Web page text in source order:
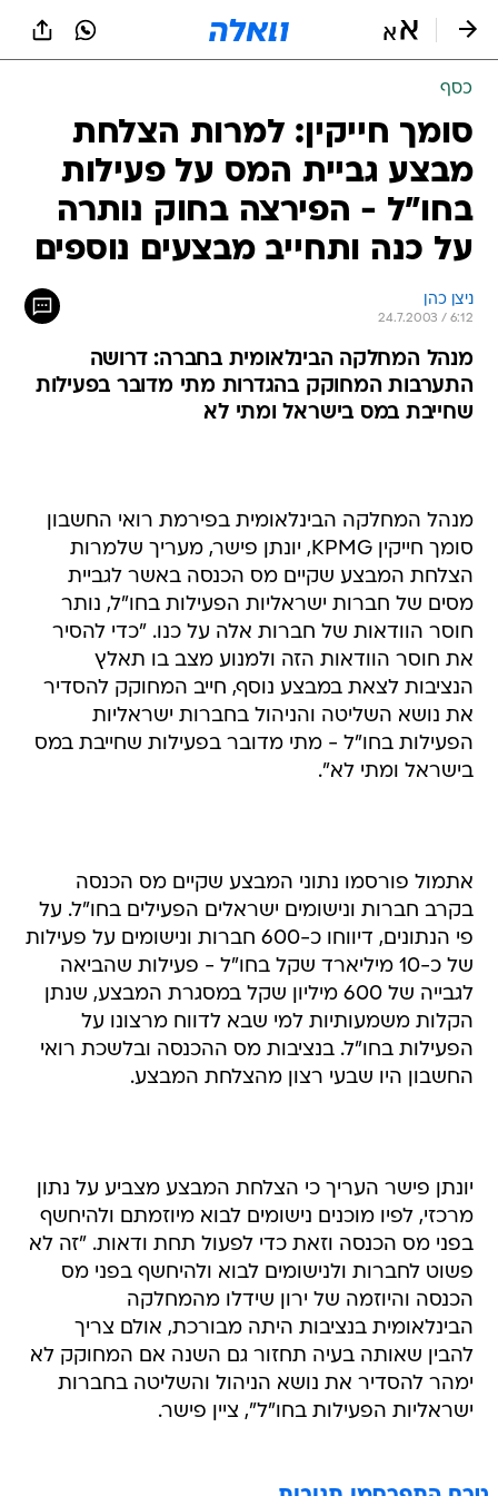
כסף
סומך חייקין: למרות הצלחת
מבצע גביית המס על פעילות
בחו"ל - הפירצה בחוק נותרה
על כנה ותחייב מבצעים נוספים
ניצן כהן
24.7.2003 / 6:12
מנהל המחלקה הבינלאומית בחברה: דרושה
התערבות המחוקק בהגדרות מתי מדובר בפעילות
שחייבת במס בישראל ומתי לא
מנהל המחלקה הבינלאומית בפירמת רואי החשבון
סומך חייקין KPMG, יונתן פישר, מעריך שלמרות
הצלחת המבצע שקיים מס הכנסה באשר לגביית
מסים של חברות ישראליות הפעילות בחו"ל, נותר
חוסר הוודאות של חברות אלה על כנו. "כדי להסיר
את חוסר הוודאות הזה ולמנוע מצב בו תאלץ
הנציבות לצאת במבצע נוסף, חייב המחוקק להסדיר
את נושא השליטה והניהול בחברות ישראליות
הפעילות בחו"ל - מתי מדובר בפעילות שחייבת במס
בישראל ומתי לא".
אתמול פורסמו נתוני המבצע שקיים מס הכנסה
בקרב חברות ונישומים ישראלים הפעילים בחו"ל. על
פי הנתונים, דיווחו כ-600 חברות ונישומים על פעילות
של כ-10 מיליארד שקל בחו"ל - פעילות שהביאה
לגבייה של 600 מיליון שקל במסגרת המבצע, שנתן
הקלות משמעותיות למי שבא לדווח מרצונו על
הפעילות בחו"ל. בנציבות מס ההכנסה ובלשכת רואי
החשבון היו שבעי רצון מהצלחת המבצע.
יונתן פישר העריך כי הצלחת המבצע מצביע על נתון
מרכזי, לפיו מוכנים נישומים לבוא מיוזמתם ולהיחשף
בפני מס הכנסה וזאת כדי לפעול תחת ודאות. "זה לא
פשוט לחברות ולנישומים לבוא ולהיחשף בפני מס
הכנסה והיוזמה של ירון שידלו מהמחלקה
הבינלאומית בנציבות היתה מבורכת, אולם צריך
להבין שאותה בעיה תחזור גם השנה אם המחוקק לא
ימהר להסדיר את נושא הניהול והשליטה בחברות
ישראליות הפעילות בחו"ל", ציין פישר.